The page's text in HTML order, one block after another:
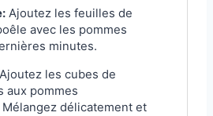
Ajoutez les feuilles de
avec les pommes
minutes.
les cubes de
aux pommes
délicatement et